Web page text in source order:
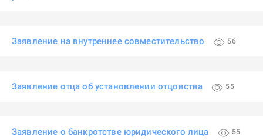
Заявление на внутреннее совместительство 56
Заявление отца об установлении отцовства 55
Заявление о банкротстве юридического лица 55